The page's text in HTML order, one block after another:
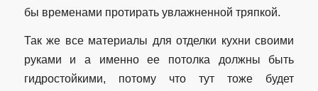
бы временами протирать увлажненной тряпкой.
Так же все материалы для отделки кухни своими
руками и а именно ее потолка должны быть
гидростойкими, потому что тут тоже будет